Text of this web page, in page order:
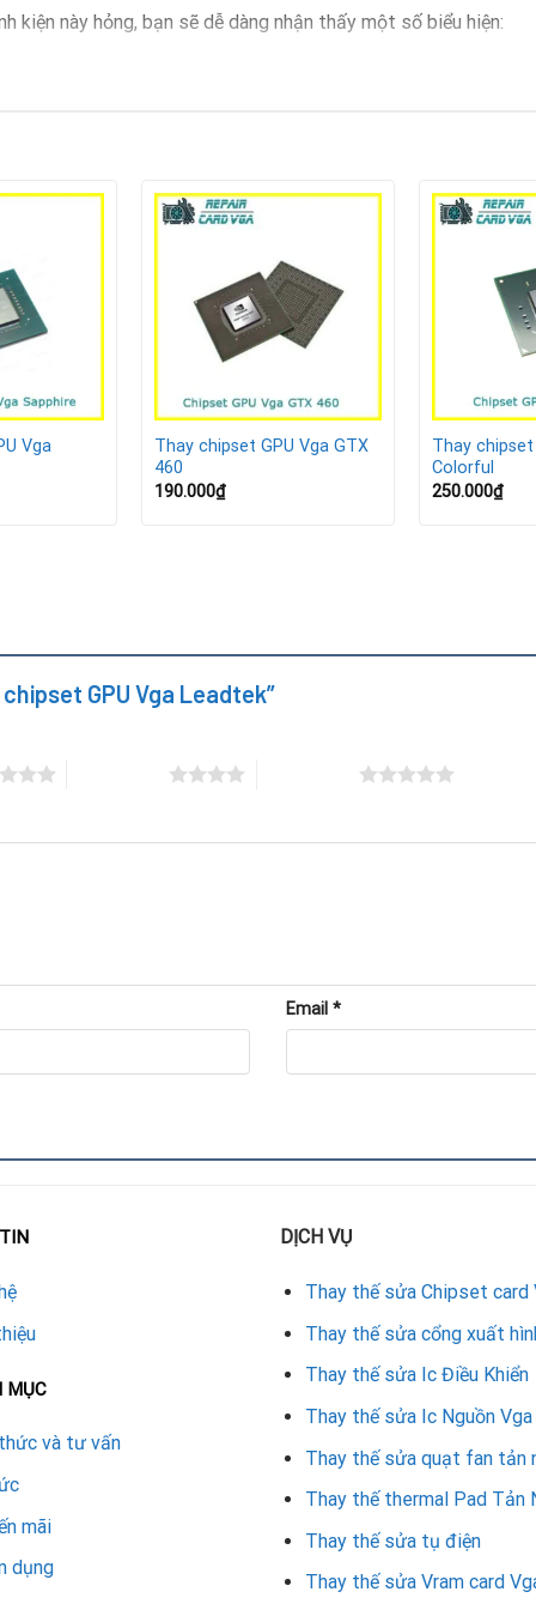
kiện này hỏng, bạn sẽ dễ dàng nhận thấy một số biểu hiện:
Leadtek đã hỏng, cần được thay thế kịp thời để tránh ảnh
tại Repair Card Vga
Leadtek được triển khai theo quy trình chuẩn kỹ thuật, đảm
xác.
gây ảnh hưởng bo mạch.
thích cao cấp.
định của card.
để thay chipset GPU VGA Leadtek
vực sửa chữa card màn hình. Khi lựa chọn dịch vụ tại đây,
bảo chất lượng.
và nhiều thương hiệu khác.
Vga
Thay chipset GPU Vga GTX
460
190.000₫
Thay chipset
Colorful
250.000₫
GPU Vga Leadtek”
Email *
MỤC
và tư vấn
mãi
dụng
DỊCH VỤ
Thay thế sửa Chipset card
Thay thế sửa cổng xuất
Thay thế sửa Ic Điều Khiển
Thay thế sửa Ic Nguồn Vga
Thay thế sửa quạt fan tản
Thay thế thermal Pad Tản
Thay thế sửa tụ điện
Thay thế sửa Vram card